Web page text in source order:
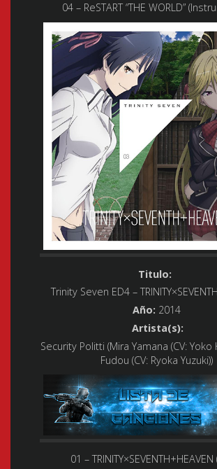
04 – ReSTART “THE WORLD”
Titulo:
Trinity Seven ED4 –
Año: 2014
Artista(s):
Security Politti (Mira Yamana (CV: Yoko
Fudou (CV: Ryoka Yuzuki))
01 –